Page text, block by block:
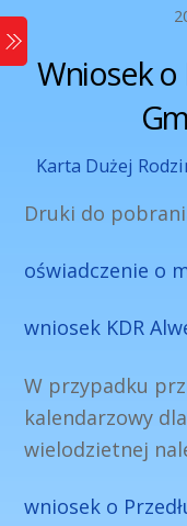
Skip
to
contentWniosek o
Karta Dużej
Druki do
oświadczenie o
wniosek KDR
W przypadku
kalendarzowy
wielodzietnej
wniosek o